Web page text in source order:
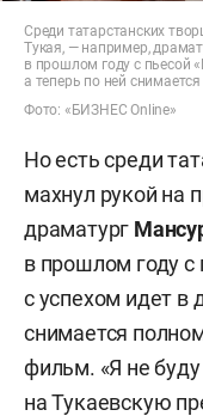
Среди татарстанских
Тукая, — например,
в прошлом году с пьесой
а теперь по ней
Фото: «БИЗНЕС Online»
Но есть среди
махнул рукой на
драматург
в прошлом году с
с успехом идет в
снимается
фильм. «Я не
на Тукаевскую